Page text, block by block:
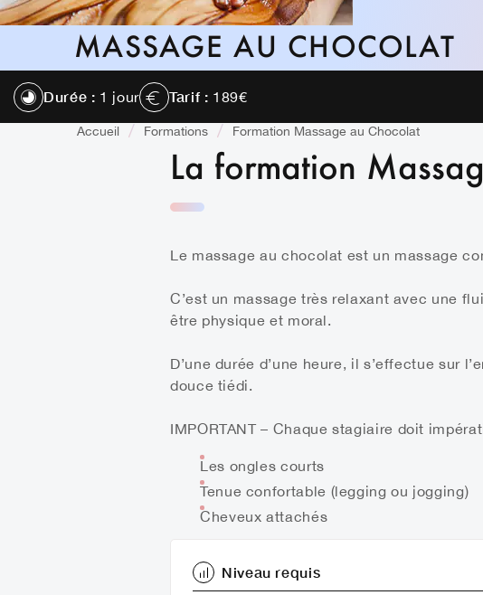
MASSAGE AU CHOCOLAT
Durée : 1 jour Tarif : 189€
Accueil Formations Formation Massage au Chocolat
La formation
Le massage au chocolat est un massage
C’est un massage très relaxant avec une
être physique et moral.
D’une durée d’une heure, il s’effectue sur
douce tiédi.
IMPORTANT– Chaque stagiaire doit
Les ongles courts
Tenue confortable (legging ou jogging)
Cheveux attachés
Niveau requis